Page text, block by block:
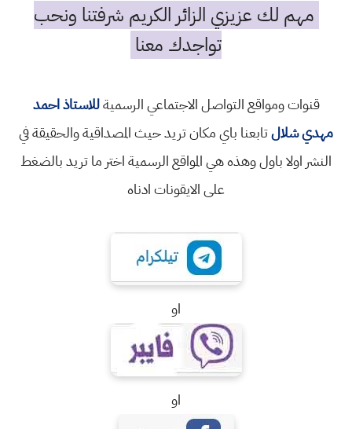
مهم لك عزيزي الزائر الكريم شرفتنا ونحب
تواجدك معنا
قنوات ومواقع التواصل الاجتماعي الرسميةللاستاذ احمد
مهدي شلالتابعنا باي مكان تريد حيث المصداقية والحقيقة في
النشر اولا باول وهذه هي المواقع الرسمية اختر ما تريد بالضغط
على الايقونات ادناه
او
او